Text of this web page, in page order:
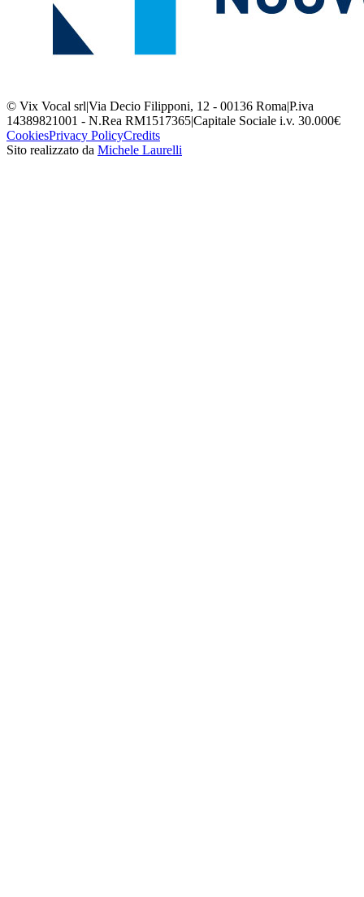
© Vix Vocal srl|Via Decio Filipponi, 12 - 00136 Roma|P.iva
14389821001 - N.Rea RM1517365|Capitale Sociale i.v. 30.000€
CookiesPrivacy PolicyCredits
Sito realizzato da Michele Laurelli